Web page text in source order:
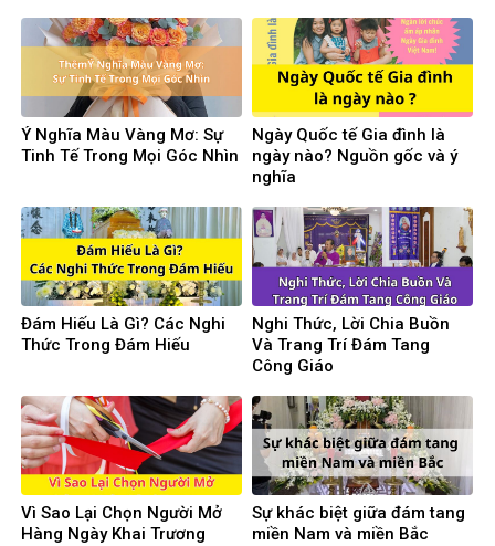
Ý Nghĩa Màu Vàng Mơ: Sự
Tinh Tế Trong Mọi Góc Nhìn
Ngày Quốc tế Gia đình là
ngày nào? Nguồn gốc và ý
nghĩa
Đám Hiếu Là Gì? Các Nghi
Thức Trong Đám Hiếu
Nghi Thức, Lời Chia Buồn
Và Trang Trí Đám Tang
Công Giáo
Vì Sao Lại Chọn Người Mở
Hàng Ngày Khai Trương
Sự khác biệt giữa đám tang
miền Nam và miền Bắc